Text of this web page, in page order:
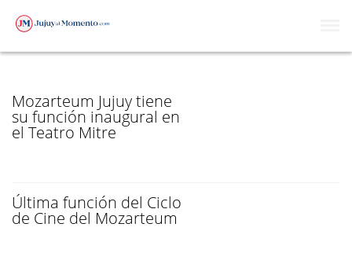
MOZARTEUM JUJUY
Mozarteum Jujuy tiene
su función inaugural en
el Teatro Mitre
Última función del Ciclo
de Cine del Mozarteum